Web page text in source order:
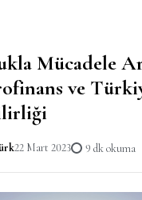
Mücadele
ve
22 Mart 2023 9 dk okuma